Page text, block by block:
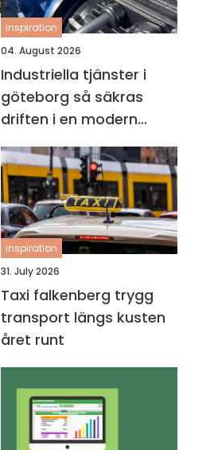
inspiration
04. August 2026
Industriella tjänster i
göteborg så säkras
driften i en modern
industristad
inspiration
31. July 2026
Taxi falkenberg trygg
transport längs kusten
året runt